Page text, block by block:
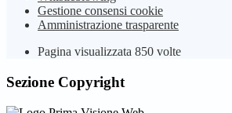
Gestione consensi cookie
Amministrazione trasparente
Pagina visualizzata 850 volte
Sezione Copyright